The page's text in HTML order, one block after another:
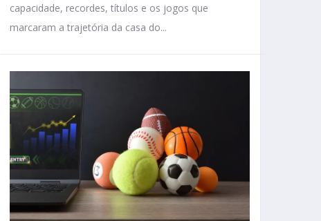
capacidade, recordes, títulos e os jogos que
marcaram a trajetória da casa do...